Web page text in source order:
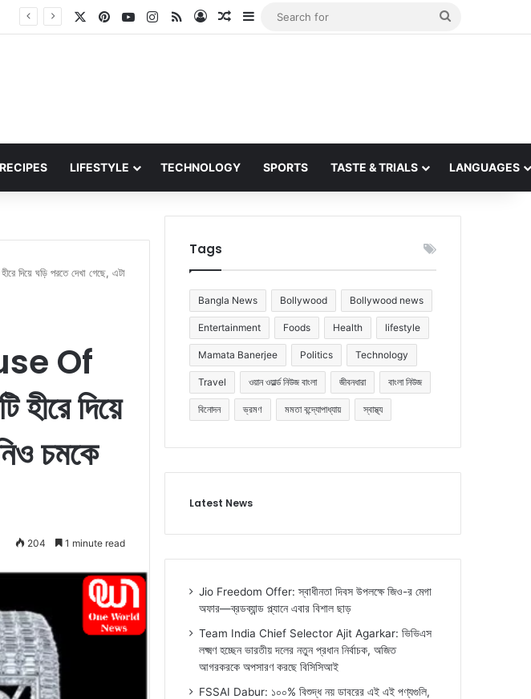
PinterestYouTubeInstagram
RSS Log InRandom Article
Sidebar
LIFESTYLE TECHNOLOGY SPORTS TASTE & TRIALS LANGUAGES
ঘড়ি পরতে দেখা গেছে, এটা
Of
দিয়ে
চমকে
204 1 minute read
Tags
Bangla News Bollywood Bollywood news
Entertainment Foods Health lifestyle
Mamata Banerjee Politics Technology
Travel ওয়ান ওয়ার্ল্ড নিউজ বাংলা জীবনধারা বাংলা নিউজ
বিনোদন ভ্রমণ মমতা বন্দ্যোপাধ্যায় স্বাস্থ্য
Latest News
Jio Freedom Offer: স্বাধীনতা দিবস উপলক্ষে জিও-র মেগা
অফার—ব্রডব্যান্ড প্ল্যানে এবার বিশাল ছাড়
Team India Chief Selector Ajit Agarkar: ভিভিএস
লক্ষ্মণ হচ্ছেন ভারতীয় দলের নতুন প্রধান নির্বাচক, অজিত
আগরকরকে অপসারণ করছে বিসিসিআই
FSSAI Dabur: ১০০% বিশুদ্ধ নয় ডাবরের এই এই পণ্যগুলি,